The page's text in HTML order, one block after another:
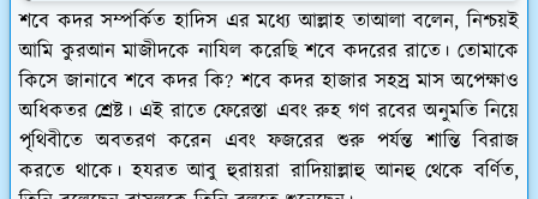
শবে কদর সম্পর্কিত হাদিস এর মধ্যে আল্লাহ তাআলা বলেন, নিশ্চয়ই
আমি কুরআন মাজীদকে নাযিল করেছি শবে কদরের রাতে। তোমাকে
কিসে জানাবে শবে কদর কি? শবে কদর হাজার সহস্র মাস অপেক্ষাও
অধিকতর শ্রেষ্ট। এই রাতে ফেরেস্তা এবং রুহ গণ রবের অনুমতি নিয়ে
পৃথিবীতে অবতরণ করেন এবং ফজরের শুরু পর্যন্ত শান্তি বিরাজ
করতে থাকে। হযরত আবু হুরায়রা রাদিয়াল্লাহু আনহু থেকে বর্ণিত,